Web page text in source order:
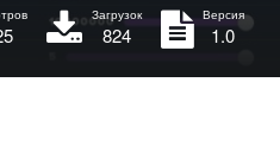
Загрузок
824
Версия
1.0